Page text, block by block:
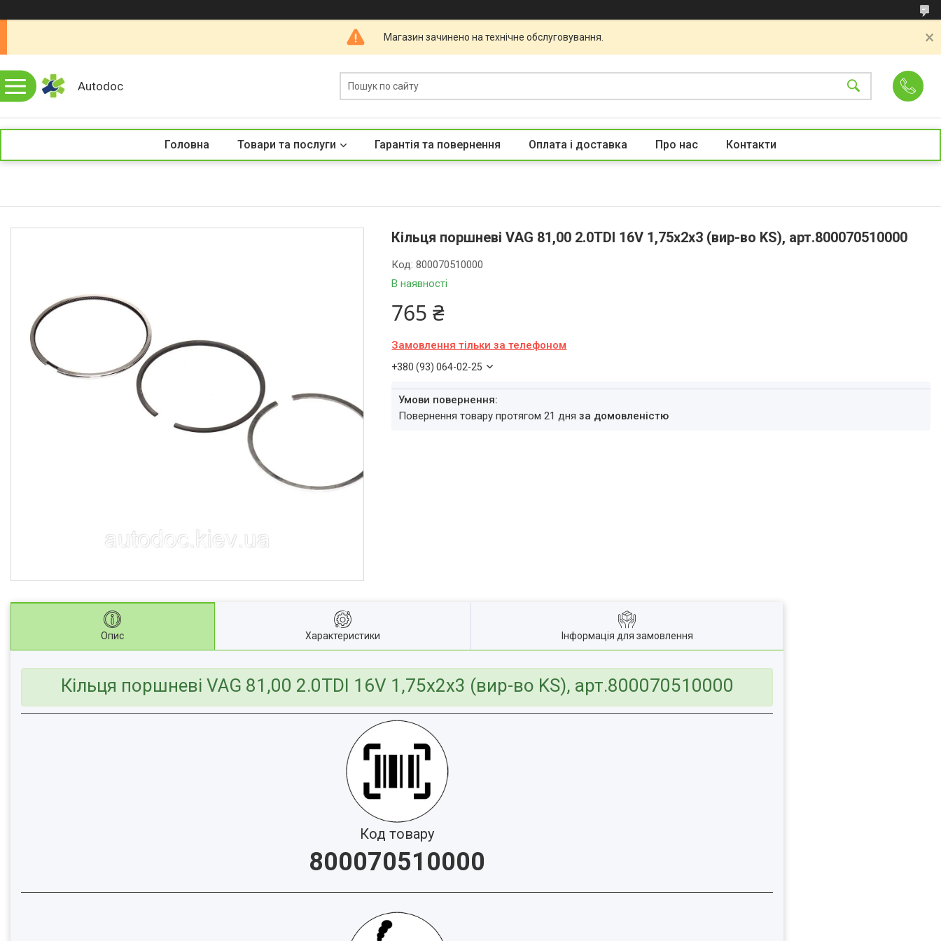
Магазин зачинено на технічне обслуговування.
Autodoc
Головна Товари та послуги Гарантія та повернення Оплата і доставка Про нас Контакти
Кільця поршневі VAG 81,00 2.0TDI 16V 1,75x2x3 (вир-во KS), арт.800070510000
В наявності
Код:800070510000
765 ₴
Замовлення тільки за телефоном
+380 (93) 064-02-25
повернення товару протягом 21 дняза домовленістю
Опис Характеристики Інформація для замовлення
Кільця поршневі VAG 81,00 2.0TDI 16V 1,75x2x3 (вир-во KS), арт.800070510000
Код товару
800070510000